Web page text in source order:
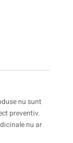
nu sunt
preventiv.
nu ar